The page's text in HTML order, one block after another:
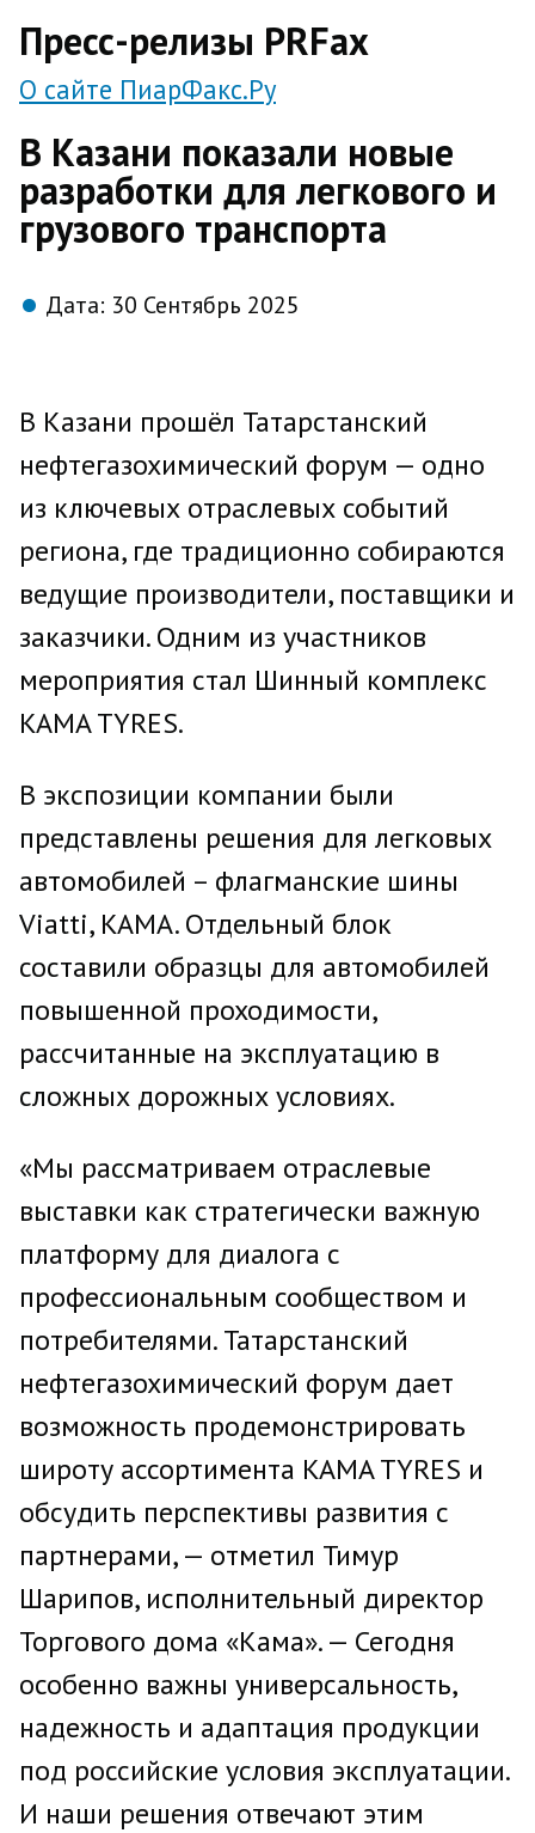
Пресс-релизы PRFax
О сайте ПиарФакс.Ру
В Казани показали новые
разработки для легкового и
грузового транспорта
Дата: 30 Сентябрь 2025
В Казани прошёл Татарстанский
нефтегазохимический форум — одно
из ключевых отраслевых событий
региона, где традиционно собираются
ведущие производители, поставщики и
заказчики. Одним из участников
мероприятия стал Шинный комплекс
KAMA TYRES.
В экспозиции компании были
представлены решения для легковых
автомобилей – флагманские шины
Viatti, KAMA. Отдельный блок
составили образцы для автомобилей
повышенной проходимости,
рассчитанные на эксплуатацию в
сложных дорожных условиях.
«Мы рассматриваем отраслевые
выставки как стратегически важную
платформу для диалога с
профессиональным сообществом и
потребителями. Татарстанский
нефтегазохимический форум дает
возможность продемонстрировать
широту ассортимента KAMA TYRES и
обсудить перспективы развития с
партнерами, — отметил Тимур
Шарипов, исполнительный директор
Торгового дома «Кама». — Сегодня
особенно важны универсальность,
надежность и адаптация продукции
под российские условия эксплуатации.
И наши решения отвечают этим